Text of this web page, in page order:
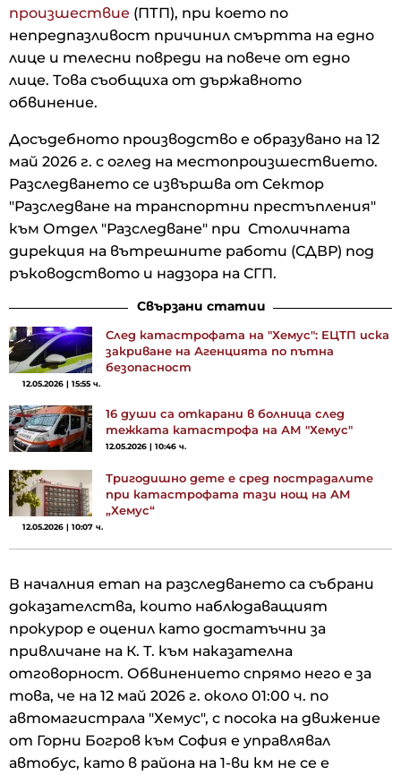
произшествие (ПТП), при което по
непредпазливост причинил смъртта на едно
лице и телесни повреди на повече от едно
лице. Това съобщиха от държавното
обвинение.
Досъдебното производство е образувано на 12
май 2026 г. с оглед на местопроизшествието.
Разследването се извършва от Сектор
"Разследване на транспортни престъпления"
към Отдел "Разследване" при Столичната
дирекция на вътрешните работи (СДВР) под
ръководството и надзора на СГП.
Свързани статии
След катастрофата на "Хемус": ЕЦТП иска
закриване на Агенцията по пътна
безопасност
12.05.2026 | 15:55 ч.
16 души са откарани в болница след
тежката катастрофа на АМ "Хемус"
12.05.2026 | 10:46 ч.
Тригодишно дете е сред пострадалите
при катастрофата тази нощ на АМ
„Хемус“
12.05.2026 | 10:07 ч.
В началния етап на разследването са събрани
доказателства, които наблюдаващият
прокурор е оценил като достатъчни за
привличане на К. Т. към наказателна
отговорност. Обвинението спрямо него е за
това, че на 12 май 2026 г. около 01:00 ч. по
автомагистрала "Хемус", с посока на движение
от Горни Богров към София е управлявал
автобус, като в района на 1-ви км не се е